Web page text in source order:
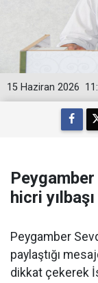
15 Haziran 2026
Peygamber
hicri
Peygamber
paylaştığı
dikkat çekerek